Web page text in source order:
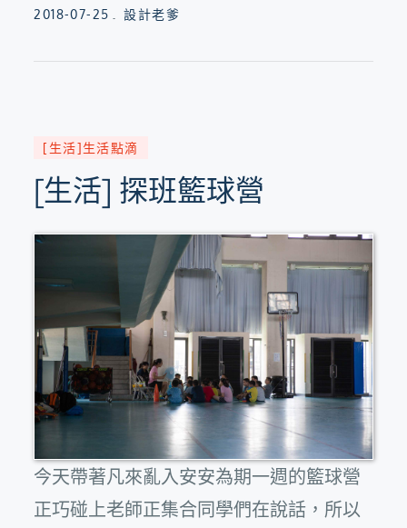
Posted
2018-07-25 設計老爹
[生活]生活點滴
[生活] 探班籃球營
今天帶著凡來亂入安安為期一週的籃球營
正巧碰上老師正集合同學們在說話，所以